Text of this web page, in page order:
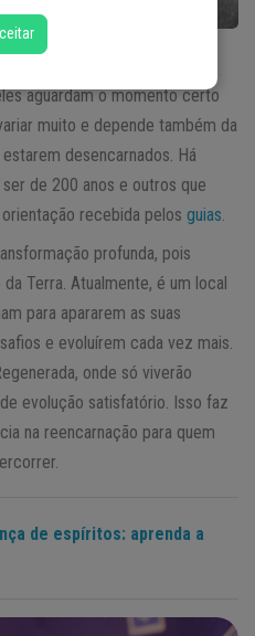
aguardam o momento certo
muito e depende também da
desencarnados. Há
de 200 anos e outros que
recebida pelos guias
profunda, pois
Terra. Atualmente, é um local
para apararem as suas
e evoluírem cada vez mais.
onde só viverão
evolução satisfatório. Isso faz
na reencarnação para quem
de espíritos: aprenda a